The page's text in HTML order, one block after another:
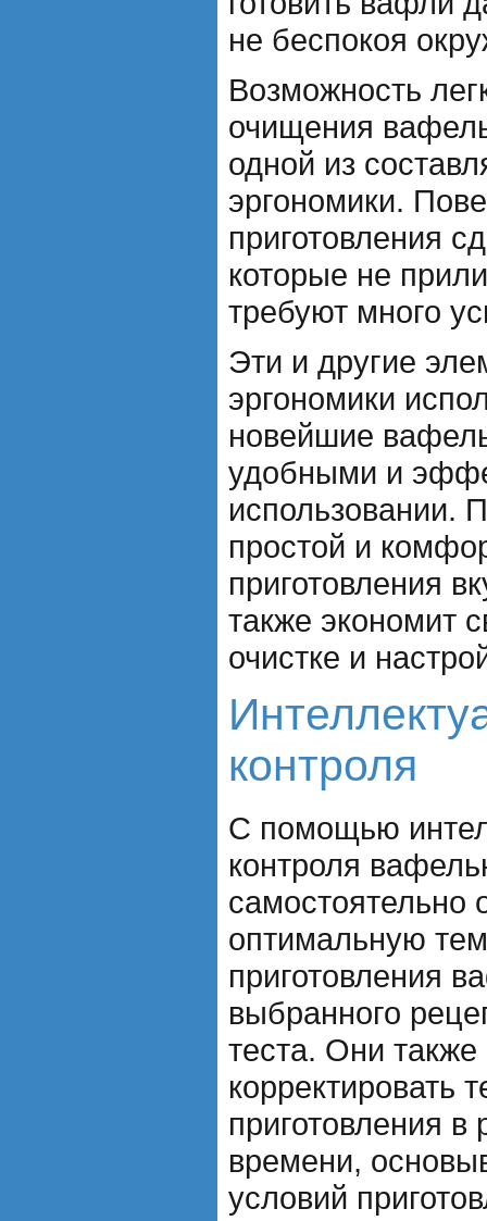
не беспокоя
Возможность
очищения
одной из
эргономики.
приготовления
которые не
требуют много
Эти и другие
эргономики
новейшие
удобными и
использовании.
простой и
приготовления
также экономит
очистке и
контроля
С помощью
контроля
самостоятельно
оптимальную
приготовления
выбранного
теста. Они также
корректировать
приготовления
времени,
условий